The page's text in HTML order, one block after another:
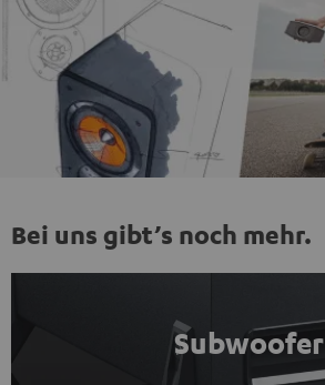
Bei uns gibt’s noch mehr.
Subwoofer